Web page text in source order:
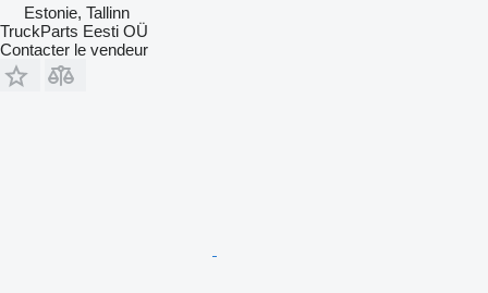
Estonie, Tallinn
TruckParts Eesti OÜ
Contacter le vendeur